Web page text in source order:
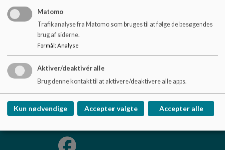
Ådalens Skole
Kornvænget 4, 3600 Frederikssund
aadalensskole@frederikssund.dk
EAN NR. 5798008060328
Sitemap
Matomo
Trafikanalyse fra Matomo som bruges til at følge de besøgendes
brug af siderne.
Formål: Analyse
Aktiver/deaktivér alle
Brug denne kontakt til at aktivere/deaktivere alle apps.
Kun nødvendige Accepter valgte Accepter alle